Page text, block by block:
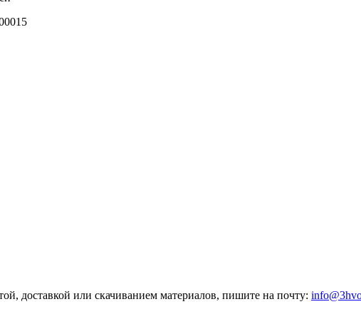
доставкой или скачиванием материалов, пишите на почту: